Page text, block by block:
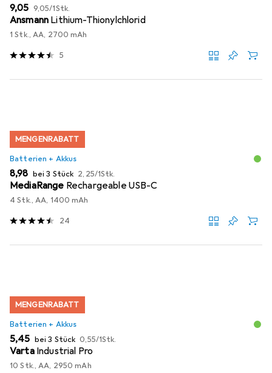
EUR
9,05 EUR
9,05/1Stk.
Ansmann Lithium-Thionylchlorid
1 Stk., AA, 2700 mAh
5
MENGENRABATT
Batterien + Akkus
EUR
8,98 bei 3 Stück EUR
2,25/1Stk.
MediaRange Rechargeable USB-C
4 Stk., AA, 1400 mAh
24
MENGENRABATT
Batterien + Akkus
EUR
5,45 bei 3 Stück EUR
0,55/1Stk.
Varta Industrial Pro
10 Stk., AA, 2950 mAh